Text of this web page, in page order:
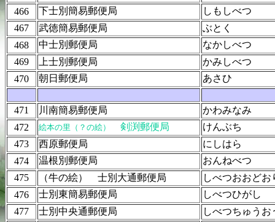
466
下士別簡易郵便局
しもしべつ
467
武徳簡易郵便局
ぶとく
468
中士別郵便局
なかしべつ
469
上士別郵便局
かみしべつ
470
朝日郵便局 あさひ
471 川南簡易郵便局
かわみなみ
472
絵本の里（？の絵） 剣渕郵便局
けんぶち
473
西原郵便局
にしはら
474
温根別郵便局
おんねべつ
475
（牛の絵） 士別大通郵便局
しべつおおどお
476
士別東簡易郵便局
しべつひがし
477
士別中央通郵便局
しべつちゅうお